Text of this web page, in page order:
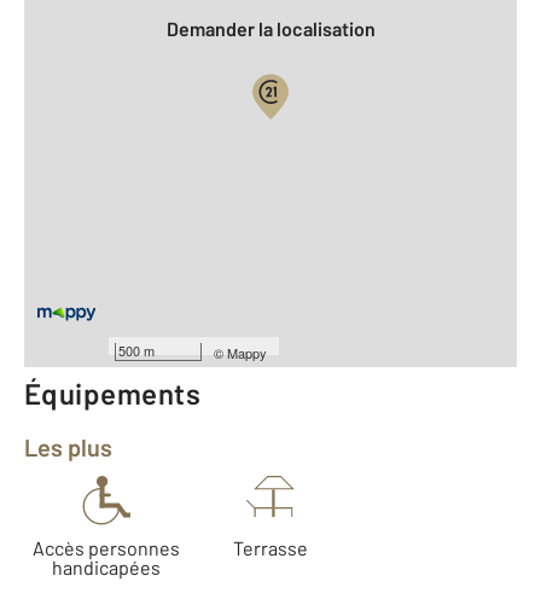
500 m ©Mappy
Demander la localisation
Année construction : 2012
Équipements
Les plus
Accès personnes
handicapées
Terrasse